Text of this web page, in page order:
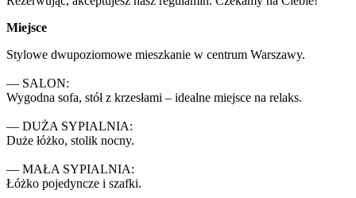
Miejsce
Stylowe dwupoziomowe mieszkanie w centrum Warszawy.
— SALON:
Wygodna sofa, stół z krzesłami – idealne miejsce na relaks.
— DUŻA SYPIALNIA:
Duże łóżko, stolik nocny.
— MAŁA SYPIALNIA:
Łóżko pojedyncze i szafki.